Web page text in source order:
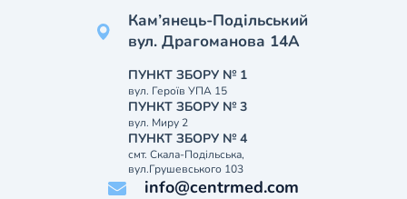
Кам’янець-Подільський
вул. Драгоманова 14А
ПУНКТ ЗБОРУ № 1
вул. Героїв УПА 15
ПУНКТ ЗБОРУ № 3
вул. Миру 2
ПУНКТ ЗБОРУ № 4
смт. Скала-Подільська,
вул.Грушевського 103
info@centrmed.com